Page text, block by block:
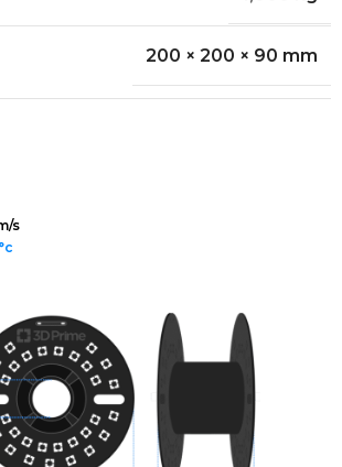
200 × 200 × 90 mm
s